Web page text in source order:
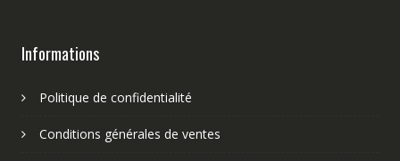
Informations
Politique de confidentialité
Conditions générales de ventes